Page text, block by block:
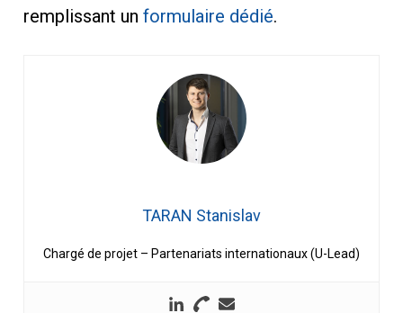
remplissant un formulaire dédié.
TARAN Stanislav
Chargé de projet – Partenariats internationaux (U-Lead)